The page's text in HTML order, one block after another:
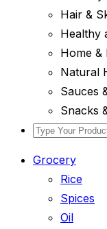
Hair &
Healthy
Home &
Natural
Sauces
Snacks
Grocery
Rice
Spices
Oil